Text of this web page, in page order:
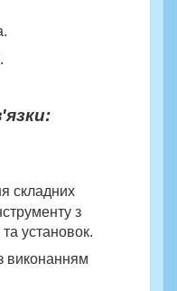
складних
з
установок.
виконанням